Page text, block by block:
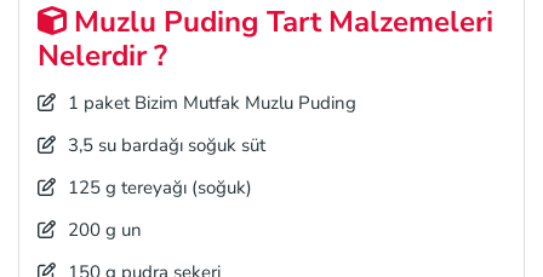
Muzlu Puding Tart Malzemeleri
Nelerdir ?
1 paket Bizim Mutfak Muzlu Puding
3,5 su bardağı soğuk süt
125 g tereyağı (soğuk)
200 g un
150 g pudra şekeri